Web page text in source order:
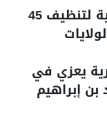
صيد بحري.. حملة وطنية لتنظيف 45
يعزي في
إبراهيم